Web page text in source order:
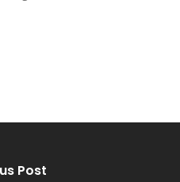
Post